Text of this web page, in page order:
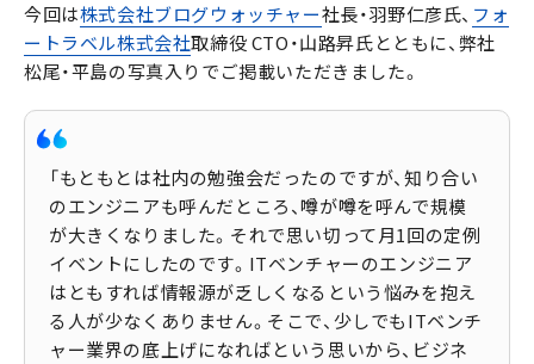
今回は株式会社ブログウォッチャー社長・羽野仁彦氏、 フォ
ートラベル株式会社取締役 CTO・山路昇氏とともに、弊社
松尾・平島の写真入りでご掲載いただきました。
「もともとは社内の勉強会だったのですが、知り合い
のエンジニアも呼んだところ、噂が噂を呼んで規模
が大きくなりました。それで思い切って月1回の定例
イベントにしたのです。ITベンチャーのエンジニア
はともすれば情報源が乏しくなるという悩みを抱え
る人が少なくありません。そこで、少しでもITベンチ
ャー業界の底上げになればという思いから、ビジネ